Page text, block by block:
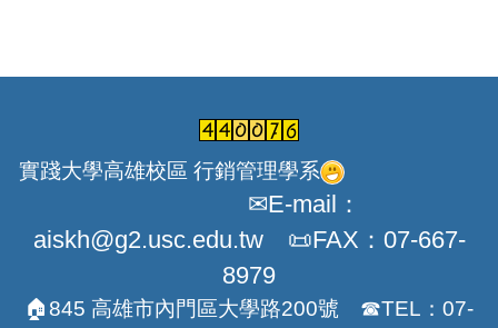
實踐大學高雄校區 行銷管理學系
✉E-mail：
aiskh@g2.usc.edu.tw 📜FAX：07-667-
8979
🏠845 高雄市內門區大學路200號 ☎TEL：07-